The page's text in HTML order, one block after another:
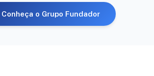
Conheça o Grupo Fundador